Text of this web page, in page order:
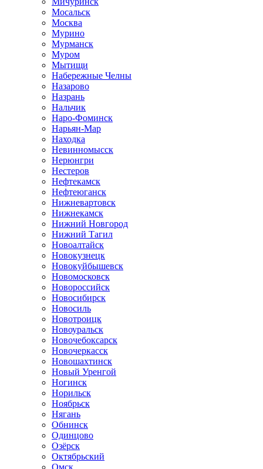
Мосальск
Москва
Мурино
Мурманск
Муром
Мытищи
Набережные Челны
Назарово
Назрань
Нальчик
Наро-Фоминск
Нарьян-Мар
Находка
Невинномысск
Нерюнгри
Нестеров
Нефтекамск
Нефтеюганск
Нижневартовск
Нижнекамск
Нижний Новгород
Нижний Тагил
Новоалтайск
Новокузнецк
Новокуйбышевск
Новомосковск
Новороссийск
Новосибирск
Новосиль
Новотроицк
Новоуральск
Новочебоксарск
Новочеркасск
Новошахтинск
Новый Уренгой
Ногинск
Норильск
Ноябрьск
Нягань
Обнинск
Одинцово
Озёрск
Октябрьский
Омск